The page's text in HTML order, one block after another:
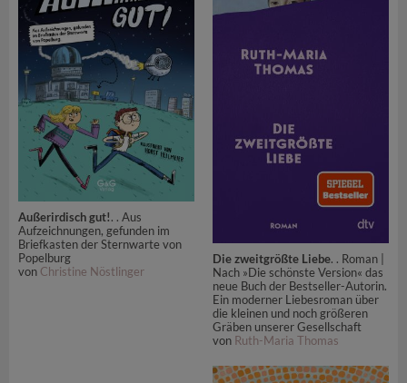
Außerirdisch gut!. . Aus
Aufzeichnungen, gefunden im
Briefkasten der Sternwarte von
Popelburg
von Christine Nöstlinger
Die zweitgrößte Liebe. . Roman |
Nach »Die schönste Version« das
neue Buch der Bestseller-Autorin.
Ein moderner Liebesroman über
die kleinen und noch größeren
Gräben unserer Gesellschaft
von Ruth-Maria Thomas